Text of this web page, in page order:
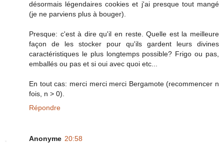
désormais légendaires cookies et j'ai presque tout mangé
(je ne parviens plus à bouger).
Presque: c'est à dire qu'il en reste. Quelle est la meilleure
façon de les stocker pour qu'ils gardent leurs divines
caractéristiques le plus longtemps possible? Frigo ou pas,
emballés ou pas et si oui avec quoi etc...
En tout cas: merci merci merci Bergamote (recommencer n
fois, n > 0).
Répondre
Anonyme 20:58